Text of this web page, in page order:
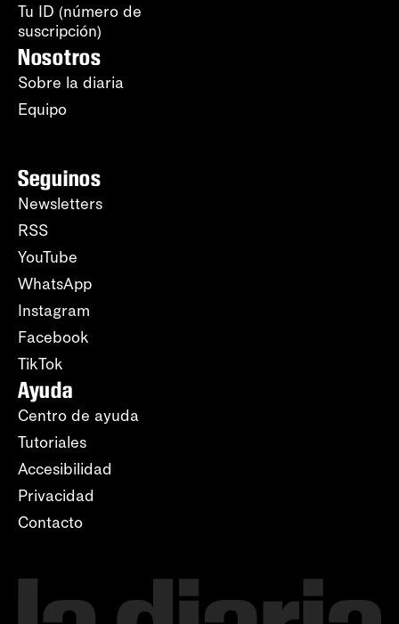
Tu ID (número de
suscripción)
Nosotros
Sobre la diaria
Equipo
Seguinos
Newsletters
RSS
YouTube
WhatsApp
Instagram
Facebook
TikTok
Ayuda
Centro de ayuda
Tutoriales
Accesibilidad
Privacidad
Contacto